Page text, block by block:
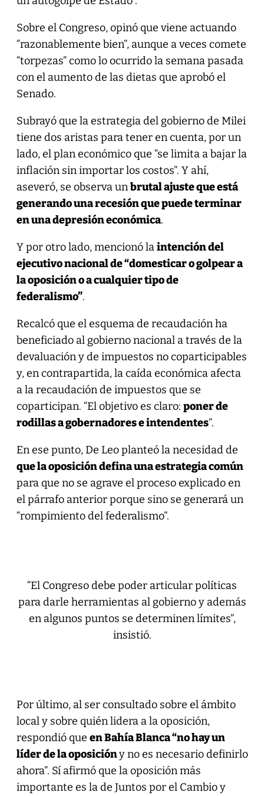
Sobre el Congreso, opinó que viene actuando
“razonablemente bien”, aunque a veces comete
“torpezas” como lo ocurrido la semana pasada
con el aumento de las dietas que aprobó el
Senado.
Subrayó que la estrategia del gobierno de Milei
tiene dos aristas para tener en cuenta, por un
lado, el plan económico que “se limita a bajar la
inflación sin importar los costos”. Y ahí,
aseveró, se observa unbrutal ajuste que está
generando una recesión que puede terminar
en una depresión económica.
Y por otro lado, mencionó laintención del
ejecutivo nacional de “domesticar o golpear a
la oposición o a cualquier tipo de
federalismo”.
Recalcó que el esquema de recaudación ha
beneficiado al gobierno nacional a través de la
devaluación y de impuestos no coparticipables
y, en contrapartida, la caída económica afecta
a la recaudación de impuestos que se
coparticipan. “El objetivo es claro: poner de
rodillas a gobernadores e intendentes”.
En ese punto, De Leo planteó la necesidad de
que la oposición defina una estrategia común
para que no se agrave el proceso explicado en
el párrafo anterior porque sino se generará un
“rompimiento del federalismo”.
“El Congreso debe poder articular políticas
para darle herramientas al gobierno y además
en algunos puntos se determinen límites”,
insistió.
Por último, al ser consultado sobre el ámbito
local y sobre quién lidera a la oposición,
respondió que en Bahía Blanca “no hay un
líder de la oposicióny no es necesario definirlo
ahora”. Sí afirmó que la oposición más
importante es la de Juntos por el Cambio y